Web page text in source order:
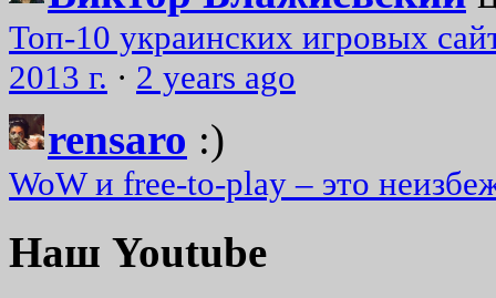
Топ-10 украинских игровых
2013 г. · 2 years ago
rensaro :)
WoW и free-to-play – это
Наш Youtube